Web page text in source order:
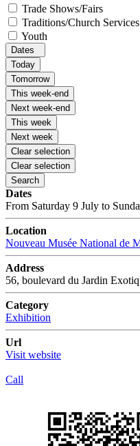
Trade Shows/Fairs
Traditions/Church Services
Youth
Dates
Today
Tomorrow
This week-end
Next week-end
This week
Next week
Clear selection
Clear selection
Search
Dates
From Saturday 9 July to
Location
Nouveau Musée National de
Address
56, boulevard du Jardin
Category
Exhibition
Url
Visit website
Call